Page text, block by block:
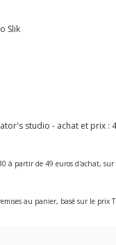
Slik
studio - achat et prix :
à partir de 49 euros d'achat,
au panier, basé sur le prix